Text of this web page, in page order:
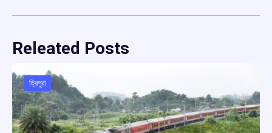
Releated Posts
ত্রিপুরা